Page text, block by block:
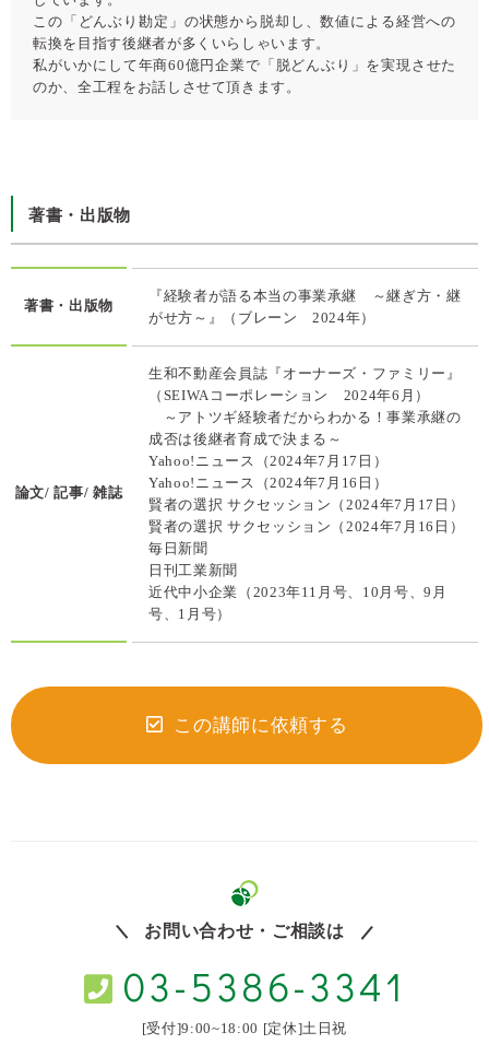
この「どんぶり勘定」の状態から脱却し、数値による経営への
転換を目指す後継者が多くいらしゃいます。
私がいかにして年商60億円企業で「脱どんぶり」を実現させた
のか、全工程をお話しさせて頂きます。
著書・出版物
著書・出版物
『経験者が語る本当の事業承継 ～継ぎ方・継
がせ方～』（ブレーン 2024年）
論文/ 記事/ 雑誌
生和不動産会員誌『オーナーズ・ファミリー』
（SEIWAコーポレーション 2024年6月）
～アトツギ経験者だからわかる！事業承継の
成否は後継者育成で決まる～
Yahoo!ニュース（2024年7月17日）
Yahoo!ニュース（2024年7月16日）
賢者の選択 サクセッション（2024年7月17日）
賢者の選択 サクセッション（2024年7月16日）
毎日新聞
日刊工業新聞
近代中小企業（2023年11月号、10月号、9月
号、1月号）
この講師に依頼する
お問い合わせ・ご相談は
03-5386-3341
[受付]9:00~18:00 [定休]土日祝